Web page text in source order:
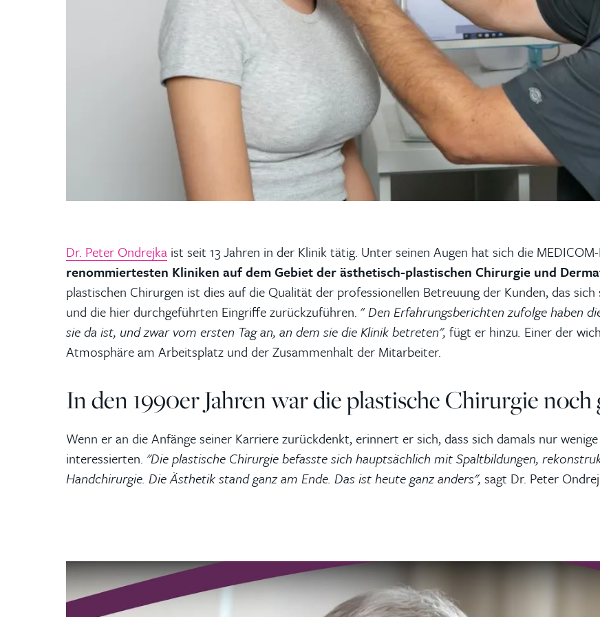
Dr. Peter Ondrejka ist seit 13 Jahren in der Klinik tätig. Unter seinen Augen hat sich die
renommiertesten Kliniken auf dem Gebiet der ästhetisch-plastischen Chirurgie und
plastischen Chirurgen ist dies auf die Qualität der professionellen Betreuung der Kunden, das
und die hier durchgeführten Eingriffe zurückzuführen. "Den Erfahrungsberichten zufolge haben
sie da ist, und zwar vom ersten Tag an, an dem sie die Klinik betreten", fügt er hinzu. Einer der
Atmosphäre am Arbeitsplatz und der Zusammenhalt der Mitarbeiter.
In den 1990er Jahren war die plastische Chirurgie noch
Wenn er an die Anfänge seiner Karriere zurückdenkt, erinnert er sich, dass sich damals nur
interessierten. "Die plastische Chirurgie befasste sich hauptsächlich mit Spaltbildungen,
Handchirurgie. Die Ästhetik stand ganz am Ende. Das ist heute ganz anders", sagt Dr. Peter